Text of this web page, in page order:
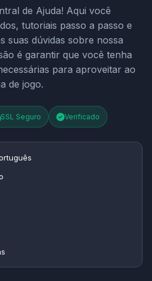
de Ajuda! Aqui você
tutoriais passo a passo e
suas dúvidas sobre nossa
é garantir que você tenha
para aproveitar ao
de jogo.
SSL Seguro Verificado